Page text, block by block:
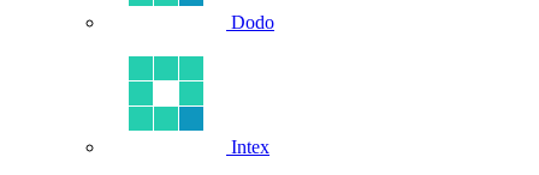
Dodo
Intex